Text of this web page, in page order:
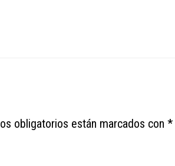
obligatorios están marcados con *